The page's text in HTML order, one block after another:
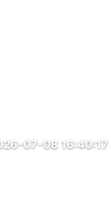
07-08 16:40:17